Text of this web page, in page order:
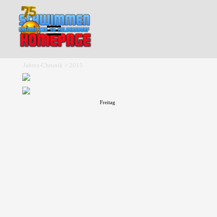
Menü überspringen
Jahres-Chronik > 2015
Freitag